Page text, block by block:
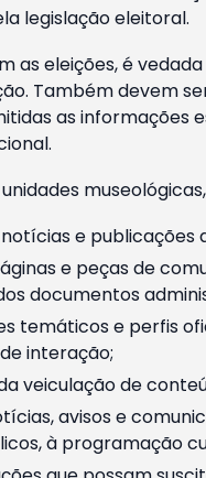
legislação eleitoral.
as eleições, é
Também devem
as informações
e publicações
e peças de
documentos
temáticos e perfis
interação;
veiculação de
avisos e
à programação